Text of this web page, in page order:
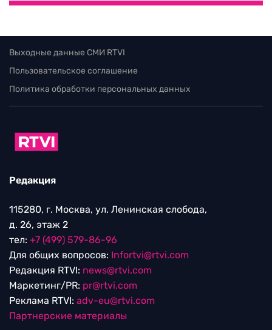
Выходные данные СМИ RTVI
Пользовательское соглашение
Политика обработки персональных данных
Редакция
115280, г. Москва, ул. Ленинская слобода,
д. 26, этаж 2
тел: +7 (499) 579-86-96
Для общих вопросов: Infortvi@rtvi.com
Редакция RTVI: news@rtvi.com
Маркетинг/PR: pr@rtvi.com
Реклама RTVI: adv-eu@rtvi.com
Партнерские материалы